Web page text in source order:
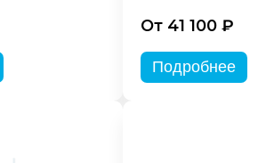
От 41 100 ₽
Подробнее